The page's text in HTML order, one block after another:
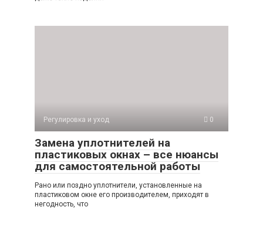
Регулировка и уход 0
Замена уплотнителей на
пластиковых окнах – все нюансы
для самостоятельной работы
Рано или поздно уплотнители, установленные на
пластиковом окне его производителем, приходят в
негодность, что